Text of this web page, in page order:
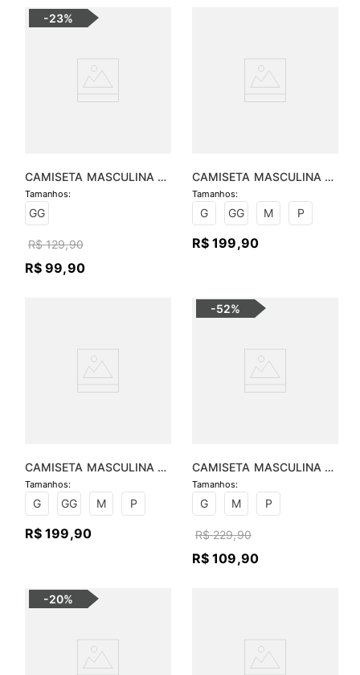
-23%
CAMISETA MASCULINA
BÁSICA GOLA CARECA
GG
R$ 129,90
R$ 99,90
CAMISETA MASCULINA
PIMA ESSENTIAL
G
GG M P
R$ 199,90
CAMISETA MASCULINA
PIMA ESSENTIAL
G
GG M P
R$ 199,90
-52%
CAMISETA MASCULINA
MALHA JEANS
G
M P
R$ 229,90
R$ 109,90
-20%